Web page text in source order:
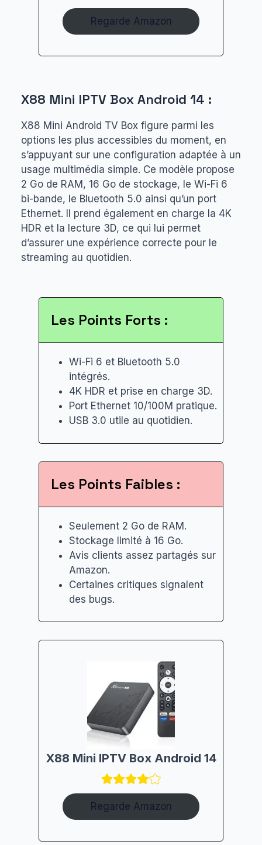
Regarde Amazon
X88 Mini IPTV Box Android 14 :
X88 Mini Android TV Box figure parmi les
options les plus accessibles du moment, en
s’appuyant sur une configuration adaptée à un
usage multimédia simple. Ce modèle propose
2 Go de RAM, 16 Go de stockage, le Wi-Fi 6
bi-bande, le Bluetooth 5.0 ainsi qu’un port
Ethernet. Il prend également en charge la 4K
HDR et la lecture 3D, ce qui lui permet
d’assurer une expérience correcte pour le
streaming au quotidien.
Les Points Forts :
Wi-Fi 6 et Bluetooth 5.0
intégrés.
4K HDR et prise en charge 3D.
Port Ethernet 10/100M pratique.
USB 3.0 utile au quotidien.
Les Points Faibles :
Seulement 2 Go de RAM.
Stockage limité à 16 Go.
Avis clients assez partagés sur
Amazon.
Certaines critiques signalent
des bugs.
X88 Mini IPTV Box Android 14
Regarde Amazon